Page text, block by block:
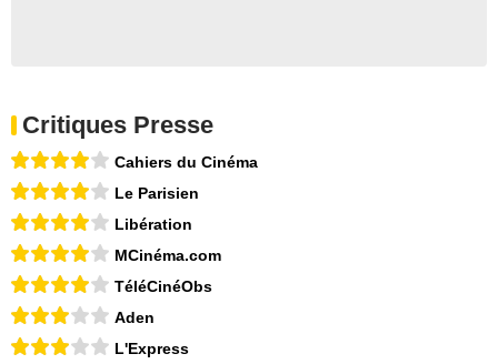
Critiques Presse
Cahiers du Cinéma
Le Parisien
Libération
MCinéma.com
TéléCinéObs
Aden
L'Express